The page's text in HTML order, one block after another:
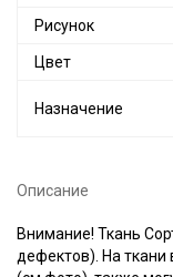
Рисунок
Цвет
Назначение
Описание
Внимание! Ткань
дефектов). На ткани